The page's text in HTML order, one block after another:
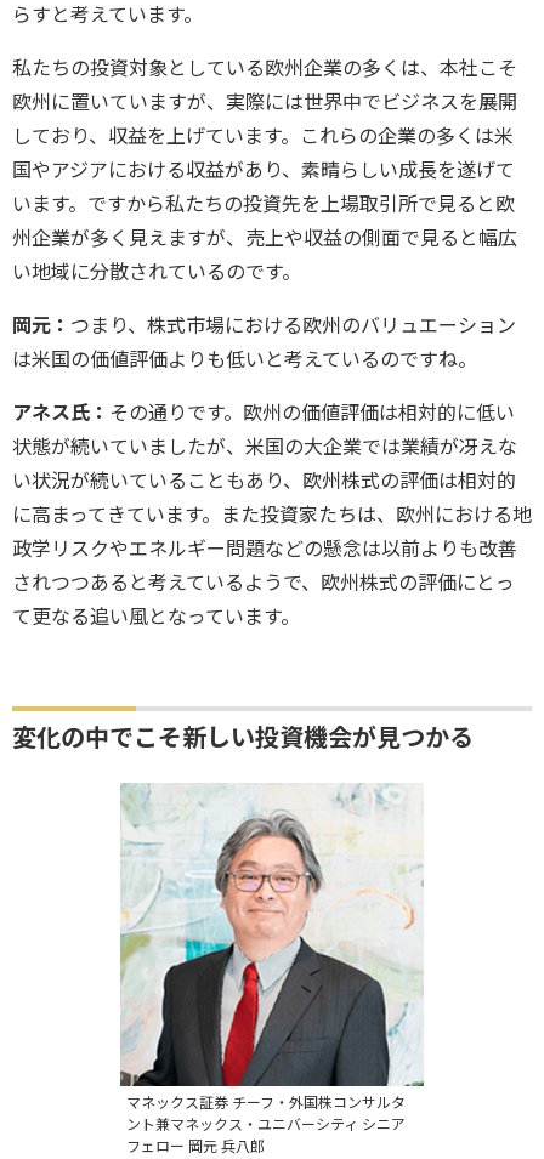
らすと考えています。
私たちの投資対象としている欧州企業の多くは、本社こそ
欧州に置いていますが、実際には世界中でビジネスを展開
しており、収益を上げています。これらの企業の多くは米
国やアジアにおける収益があり、素晴らしい成長を遂げて
います。ですから私たちの投資先を上場取引所で見ると欧
州企業が多く見えますが、売上や収益の側面で見ると幅広
い地域に分散されているのです。
岡元： つまり、株式市場における欧州のバリュエーション
は米国の価値評価よりも低いと考えているのですね。
アネス氏： その通りです。欧州の価値評価は相対的に低い
状態が続いていましたが、米国の大企業では業績が冴えな
い状況が続いていることもあり、欧州株式の評価は相対的
に高まってきています。また投資家たちは、欧州における地
政学リスクやエネルギー問題などの懸念は以前よりも改善
されつつあると考えているようで、欧州株式の評価にとっ
て更なる追い風となっています。
変化の中でこそ新しい投資機会が見つかる
マネックス証券 チーフ・外国株コンサルタ
ント兼マネックス・ユニバーシティ シニア
フェロー 岡元 兵八郎